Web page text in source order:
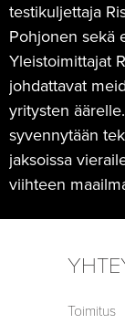
testikuljettaja
Pohjonen sekä
Yleistoimittajat
johdattavat
yritysten
syvennytään
jaksoissa
viihteen
Toimitus